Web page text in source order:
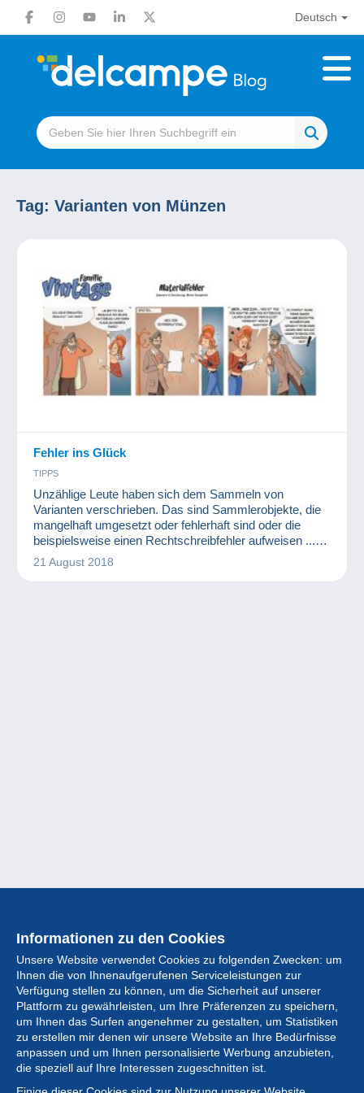
Deutsch
Tag: Varianten von Münzen
Fehler ins Glück
TIPPS
Unzählige Leute haben sich dem Sammeln von
Varianten verschrieben. Das sind Sammlerobjekte, die
mangelhaft umgesetzt oder fehlerhaft sind oder die
beispielsweise einen Rechtschreibfehler aufweisen ...
Ihr Wert kann beträchtlich in die Höhe schnellen!
21 August 2018
Informationen zu den Cookies
Unsere Website verwendet Cookies zu folgenden Zwecken: um
Ihnen die von Ihnenaufgerufenen Serviceleistungen zur
Verfügung stellen zu können, um die Sicherheit auf unserer
Plattform zu gewährleisten, um Ihre Präferenzen zu speichern,
um Ihnen das Surfen angenehmer zu gestalten, um Statistiken
zu erstellen mir denen wir unsere Website an Ihre Bedürfnisse
anpassen und um Ihnen personalisierte Werbung anzubieten,
die speziell auf Ihre Interessen zugeschnitten ist.
Sammlung